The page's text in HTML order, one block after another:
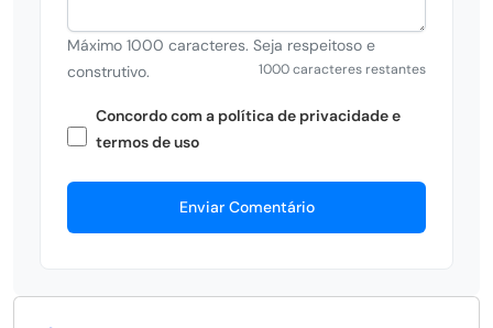
Máximo 1000 caracteres. Seja respeitoso e
construtivo.
1000 caracteres restantes
Concordo com a política de privacidade e
termos de uso
Enviar Comentário